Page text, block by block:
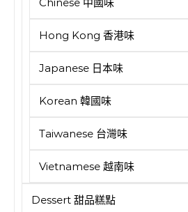
Hong Kong 香港味
Japanese 日本味
Korean 韓國味
Taiwanese 台灣味
Vietnamese 越南味
Dessert 甜品糕點